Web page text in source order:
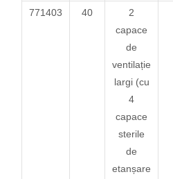
771403 40
2
capace
de
ventilație
largi (cu
4
capace
sterile
de
etanșare